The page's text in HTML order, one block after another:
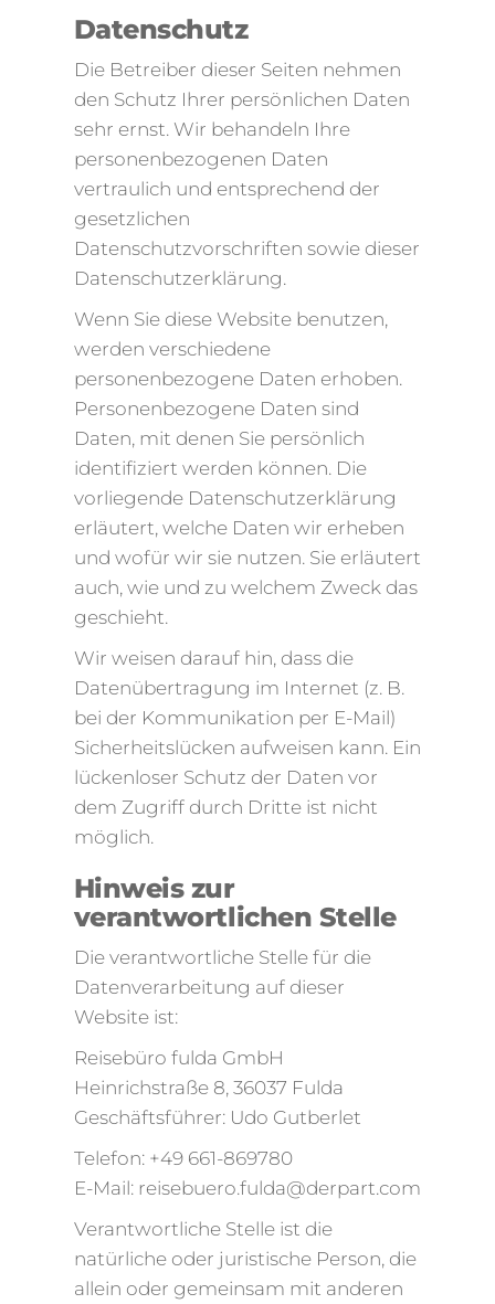
Datenschutz
Die Betreiber dieser Seiten nehmen
den Schutz Ihrer persönlichen Daten
sehr ernst. Wir behandeln Ihre
personenbezogenen Daten
vertraulich und entsprechend der
gesetzlichen
Datenschutzvorschriften sowie dieser
Datenschutzerklärung.
Wenn Sie diese Website benutzen,
werden verschiedene
personenbezogene Daten erhoben.
Personenbezogene Daten sind
Daten, mit denen Sie persönlich
identifiziert werden können. Die
vorliegende Datenschutzerklärung
erläutert, welche Daten wir erheben
und wofür wir sie nutzen. Sie erläutert
auch, wie und zu welchem Zweck das
geschieht.
Wir weisen darauf hin, dass die
Datenübertragung im Internet (z. B.
bei der Kommunikation per E-Mail)
Sicherheitslücken aufweisen kann. Ein
lückenloser Schutz der Daten vor
dem Zugriff durch Dritte ist nicht
möglich.
Hinweis zur
verantwortlichen Stelle
Die verantwortliche Stelle für die
Datenverarbeitung auf dieser
Website ist:
Reisebüro fulda GmbH
Heinrichstraße 8, 36037 Fulda
Geschäftsführer: Udo Gutberlet
Telefon: +49 661-869780
E-Mail: reisebuero.fulda@derpart.com
Verantwortliche Stelle ist die
natürliche oder juristische Person, die
allein oder gemeinsam mit anderen